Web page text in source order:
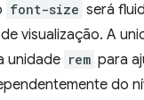
font-size será
visualização. A
unidade rem para
do